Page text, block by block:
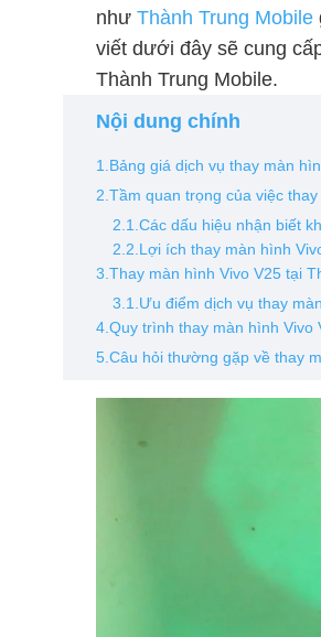
như Thành Trung Mobile
viết dưới đây sẽ cung
Thành Trung Mobile.
Nội dung chính
1.Bảng giá dịch vụ thay màn
2.Tầm quan trọng của việc
2.1.Các dấu hiệu nhận biết
2.2.Lợi ích thay màn hình
3.Thay màn hình Vivo V25 tại
3.1.Ưu điểm dịch vụ thay
4.Quy trình thay màn hình Vivo
5.Câu hỏi thường gặp về thay